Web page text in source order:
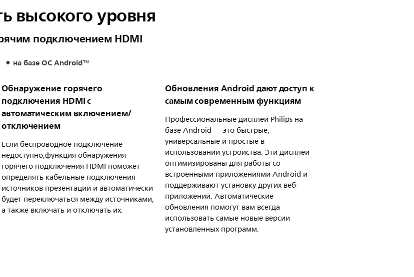
высокого уровня
подключением HDMI
на базе ОС Android™
Обнаружение горячего
подключения HDMI с
автоматическим включением/
отключением
Если беспроводное подключение
недоступно,функция обнаружения
горячего подключения HDMI поможет
определять кабельные подключения
источников презентаций и автоматически
будет переключаться между источниками,
а также включать и отключать их.
Обновления Android дают доступ к
самым современным функциям
Профессиональные дисплеи Philips на
базе Android — это быстрые,
универсальные и простые в
использовании устройства. Эти дисплеи
оптимизированы для работы со
встроенными приложениями Android и
поддерживают установку других веб-
приложений. Автоматические
обновления помогут вам всегда
использовать самые новые версии
установленных программ.